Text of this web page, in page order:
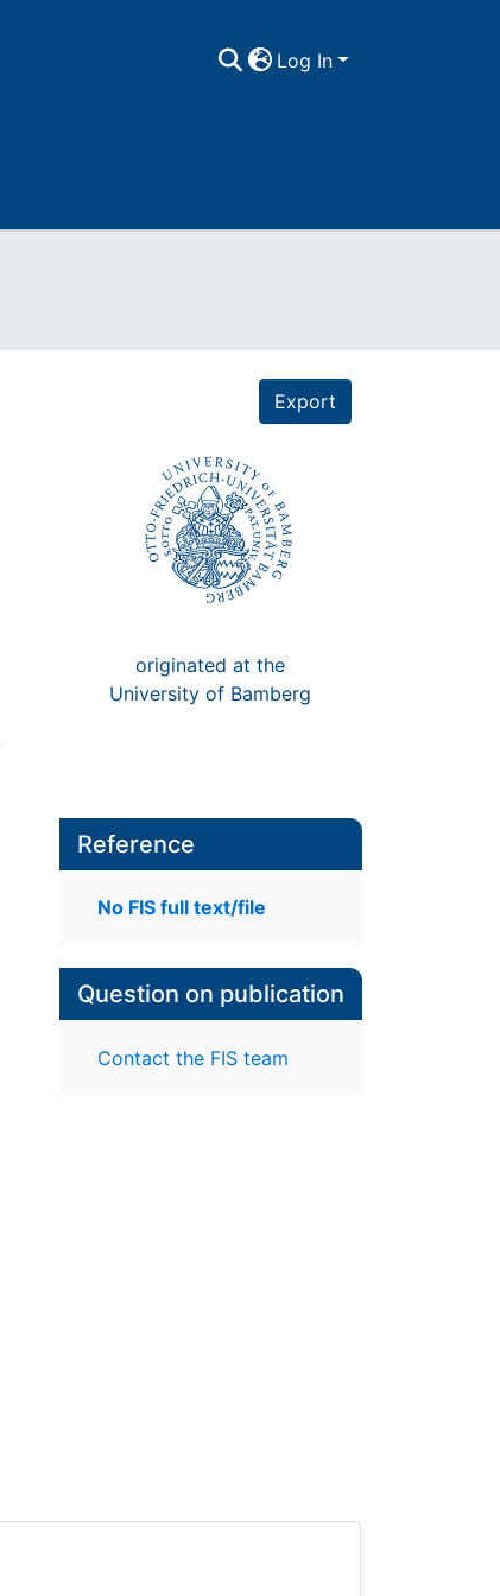
Log In
Export
originated at the
University of Bamberg
Reference
No FIS full text/file
Question on publication
Contact the FIS team